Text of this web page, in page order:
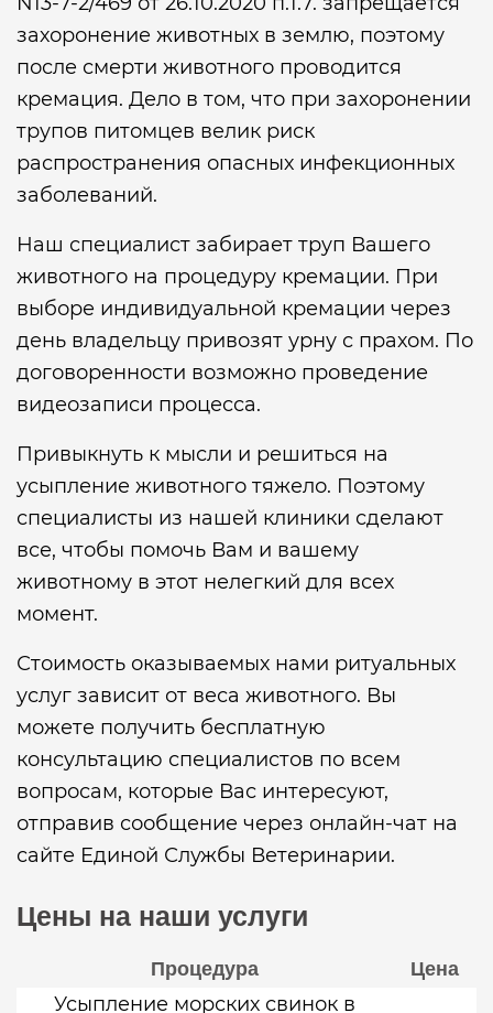
захоронение животных в землю, поэтому
после смерти животного проводится
кремация. Дело в том, что при захоронении
трупов питомцев велик риск
распространения опасных инфекционных
заболеваний.
Наш специалист забирает труп Вашего
животного на процедуру кремации. При
выборе индивидуальной кремации через
день владельцу привозят урну с прахом. По
договоренности возможно проведение
видеозаписи процесса.
Привыкнуть к мысли и решиться на
усыпление животного тяжело. Поэтому
специалисты из нашей клиники сделают
все, чтобы помочь Вам и вашему
животному в этот нелегкий для всех
момент.
Стоимость оказываемых нами ритуальных
услуг зависит от веса животного. Вы
можете получить бесплатную
консультацию специалистов по всем
вопросам, которые Вас интересуют,
отправив сообщение через онлайн-чат на
сайте Единой Службы Ветеринарии.
Цены на наши услуги
Процедура Цена
Усыпление морских свинок в